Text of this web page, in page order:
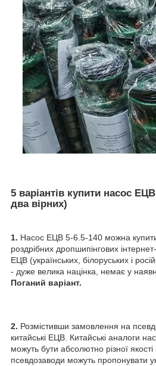
5 варіантів купити насос
два вірних)
1. Насос ЕЦВ 5-6.5-140 можна
роздрібних дропшипінгових
ЕЦВ (українських, білоруських і
- дуже велика націнка, немає у
Поганий варіант.
2. Розмістивши замовлення на
китайські ЕЦВ. Китайські аналоги
можуть бути абсолютно різної якості
псевдозаводи можуть пропонувати